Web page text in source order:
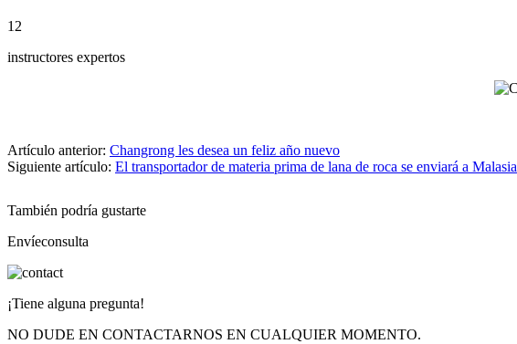
12
instructores expertos
Artículo anterior: Changrong les desea un feliz año nuevo
Siguiente artículo: El transportador de materia prima de lana de roca se enviará a Malasia
También podría gustarte
Envíeconsulta
¡Tiene alguna pregunta!
NO DUDE EN CONTACTARNOS EN CUALQUIER MOMENTO.